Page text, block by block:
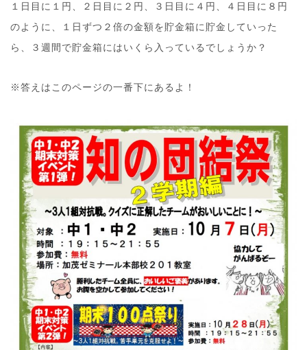
１日目に１円、２日目に２円、３日目に４円、４日目に８円
のように、１日ずつ２倍の金額を貯金箱に貯金していった
ら、３週間で貯金箱にはいくら入っているでしょうか？
※答えはこのページの一番下にあるよ！